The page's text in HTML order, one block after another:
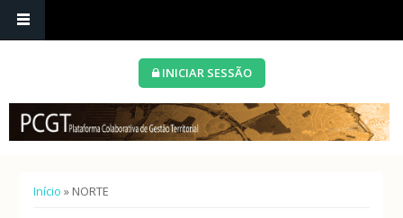
INICIAR SESSÃO
Está aqui
Início » NORTE